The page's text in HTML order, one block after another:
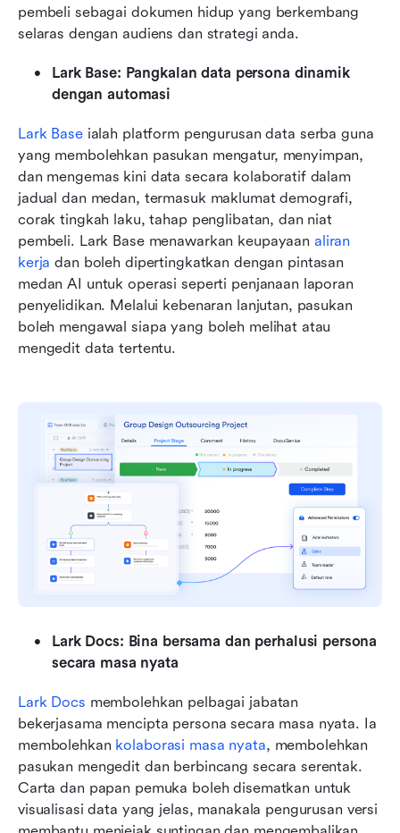
pembeli sebagai dokumen hidup yang berkembang
selaras dengan audiens dan strategi anda.
Lark Base: Pangkalan data persona dinamik
dengan automasi
Lark Base ialah platform pengurusan data serba guna
yang membolehkan pasukan mengatur, menyimpan,
dan mengemas kini data secara kolaboratif dalam
jadual dan medan, termasuk maklumat demografi,
corak tingkah laku, tahap penglibatan, dan niat
pembeli. Lark Base menawarkan keupayaan aliran
kerja dan boleh dipertingkatkan dengan pintasan
medan AI untuk operasi seperti penjanaan laporan
penyelidikan. Melalui kebenaran lanjutan, pasukan
boleh mengawal siapa yang boleh melihat atau
mengedit data tertentu.
Lark Docs: Bina bersama dan perhalusi persona
secara masa nyata
Lark Docs membolehkan pelbagai jabatan
bekerjasama mencipta persona secara masa nyata. Ia
membolehkan kolaborasi masa nyata, membolehkan
pasukan mengedit dan berbincang secara serentak.
Carta dan papan pemuka boleh disematkan untuk
visualisasi data yang jelas, manakala pengurusan versi